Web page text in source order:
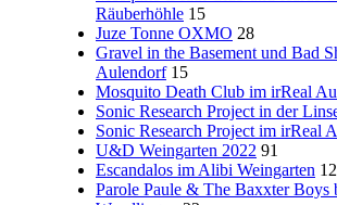
Räuberhöhle 15
Juze Tonne OXMO 28
Gravel in the Basement und Bad
Aulendorf 15
Mosquito Death Club im irReal
Sonic Research Project in der
Sonic Research Project im irReal
U&D Weingarten 2022 91
Escandalos im Alibi Weingarten 12
Parole Paule & The Baxxter Boys